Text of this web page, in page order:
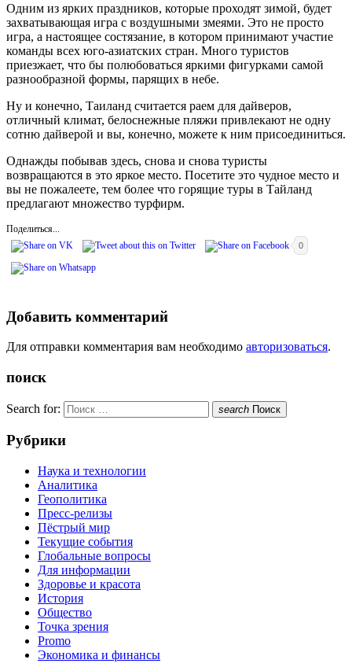
Одним из ярких праздников, которые проходят зимой, будет
захватывающая игра с воздушными змеями. Это не просто
игра, а настоящее состязание, в котором принимают участие
команды всех юго-азиатских стран. Много туристов
приезжает, что бы полюбоваться яркими фигурками самой
разнообразной формы, парящих в небе.
Ну и конечно, Таиланд считается раем для дайверов,
отличный климат, белоснежные пляжи привлекают не одну
сотню дайверой и вы, конечно, можете к ним присоединиться.
Однажды побывав здесь, снова и снова туристы
возвращаются в это яркое место. Посетите это чудное место и
вы не пожалеете, тем более что горящие туры в Тайланд
предлагают множество турфирм.
Поделиться...
0
Добавить комментарий
Для отправки комментария вам необходимо авторизоваться.
поиск
Search for: search Поиск
Рубрики
Наука и технологии
Аналитика
Геополитика
Пресс-релизы
Пёстрый мир
Текущие события
Глобальные вопросы
Для информации
Здоровье и красота
История
Общество
Точка зрения
Promo
Экономика и финансы